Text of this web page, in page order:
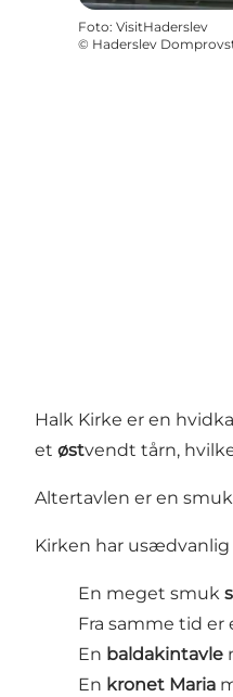
Foto: VisitHaderslev
© Haderslev
Halk Kirke er en
et østvendt tårn,
Altertavlen er en
Kirken har
En meget smuk
Fra samme tid er
En baldakintavle
En kronet Maria